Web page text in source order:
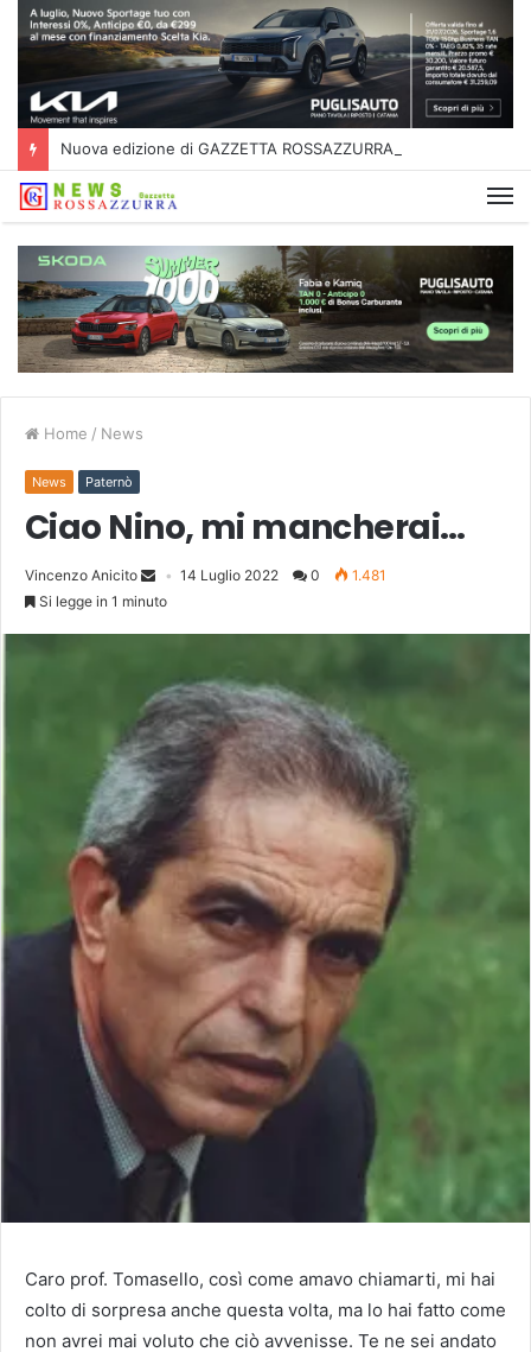
Nuova edizione di GAZZETTA ROSSAZZURRA
Home / News
News Paternò
Ciao Nino, mi mancherai…
Vincenzo Anicito 14 Luglio 2022 0
1.481
Si legge in 1 minuto
Caro prof. Tomasello, così come amavo chiamarti, mi hai
colto di sorpresa anche questa volta, ma lo hai fatto come
non avrei mai voluto che ciò avvenisse. Te ne sei andato